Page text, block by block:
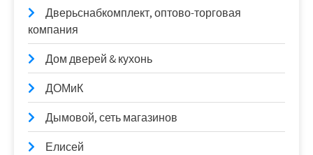
Дверьснабкомплект, оптово-торговая
компания
Дом дверей & кухонь
ДОМиК
Дымовой, сеть магазинов
Елисей